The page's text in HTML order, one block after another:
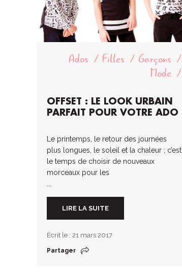
Ados Filles
Garçons
Mode
OFFSET : LE LOOK URBAIN
PARFAIT POUR VOTRE ADO
Le printemps, le retour des journées
plus longues, le soleil et la chaleur ; c’est
le temps de choisir de nouveaux
morceaux pour les
LIRE LA SUITE
Écrit le : 21 mars 2017
Partager